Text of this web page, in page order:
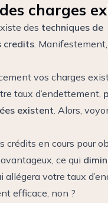
charges
des techniques de
credits. Manifestement,
vos charges
taux d’endettement,
existent. Alors,
crédits en cours pour
ce qui
allégera votre taux
efficace, non ?